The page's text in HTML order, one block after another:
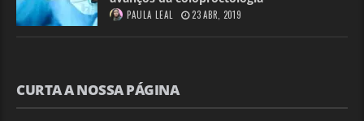
PAULA LEAL 23 ABR, 2019
CURTA A NOSSA PÁGINA